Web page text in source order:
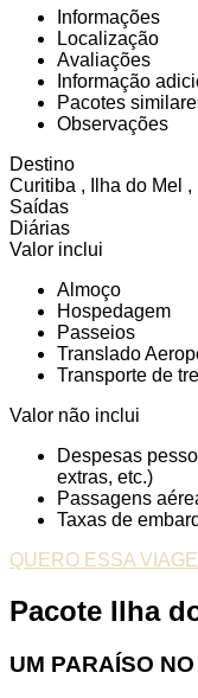
Informações
Localização
Avaliações
Informação
Pacotes
Observações
Destino
Curitiba , Ilha do Mel ,
Saídas
Diárias
Valor inclui
Almoço
Hospedagem
Passeios
Translado
Transporte de
Valor não inclui
Despesas
extras, etc.)
Passagens
Taxas de
QUERO ESSA
Pacote Ilha
UM PARAÍSO